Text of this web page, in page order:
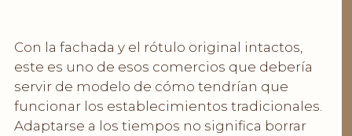
Con la fachada y el rótulo original intactos,
este es uno de esos comercios que debería
servir de modelo de cómo tendrían que
funcionar los establecimientos tradicionales.
Adaptarse a los tiempos no significa borrar